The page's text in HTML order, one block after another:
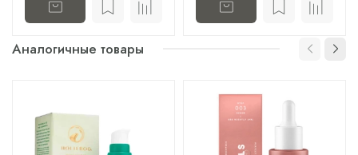
Аналогичные товары